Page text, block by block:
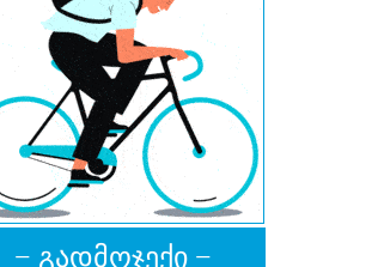
− გადმოჯექი −